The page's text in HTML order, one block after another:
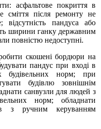
асфальтове покриття в
сміття після ремонту не
пандуса або
ширини ганку державним
повністю недоступні.
скошені бордюри на
пандус при вході в
будівельних норм; при
будівлю зовнішнім
санвузли для людей з
норм; обладнати
з ручним керуванням